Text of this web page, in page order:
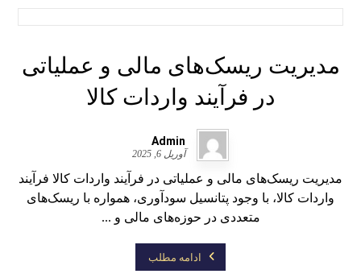
مدیریت ریسک‌های مالی و عملیاتی
در فرآیند واردات کالا
Admin
آوریل 6, 2025
مدیریت ریسک‌های مالی و عملیاتی در فرآیند واردات کالا فرآیند
واردات کالا، با وجود پتانسیل سودآوری، همواره با ریسک‌های
متعددی در حوزه‌های مالی و ...
ادامه مطلب